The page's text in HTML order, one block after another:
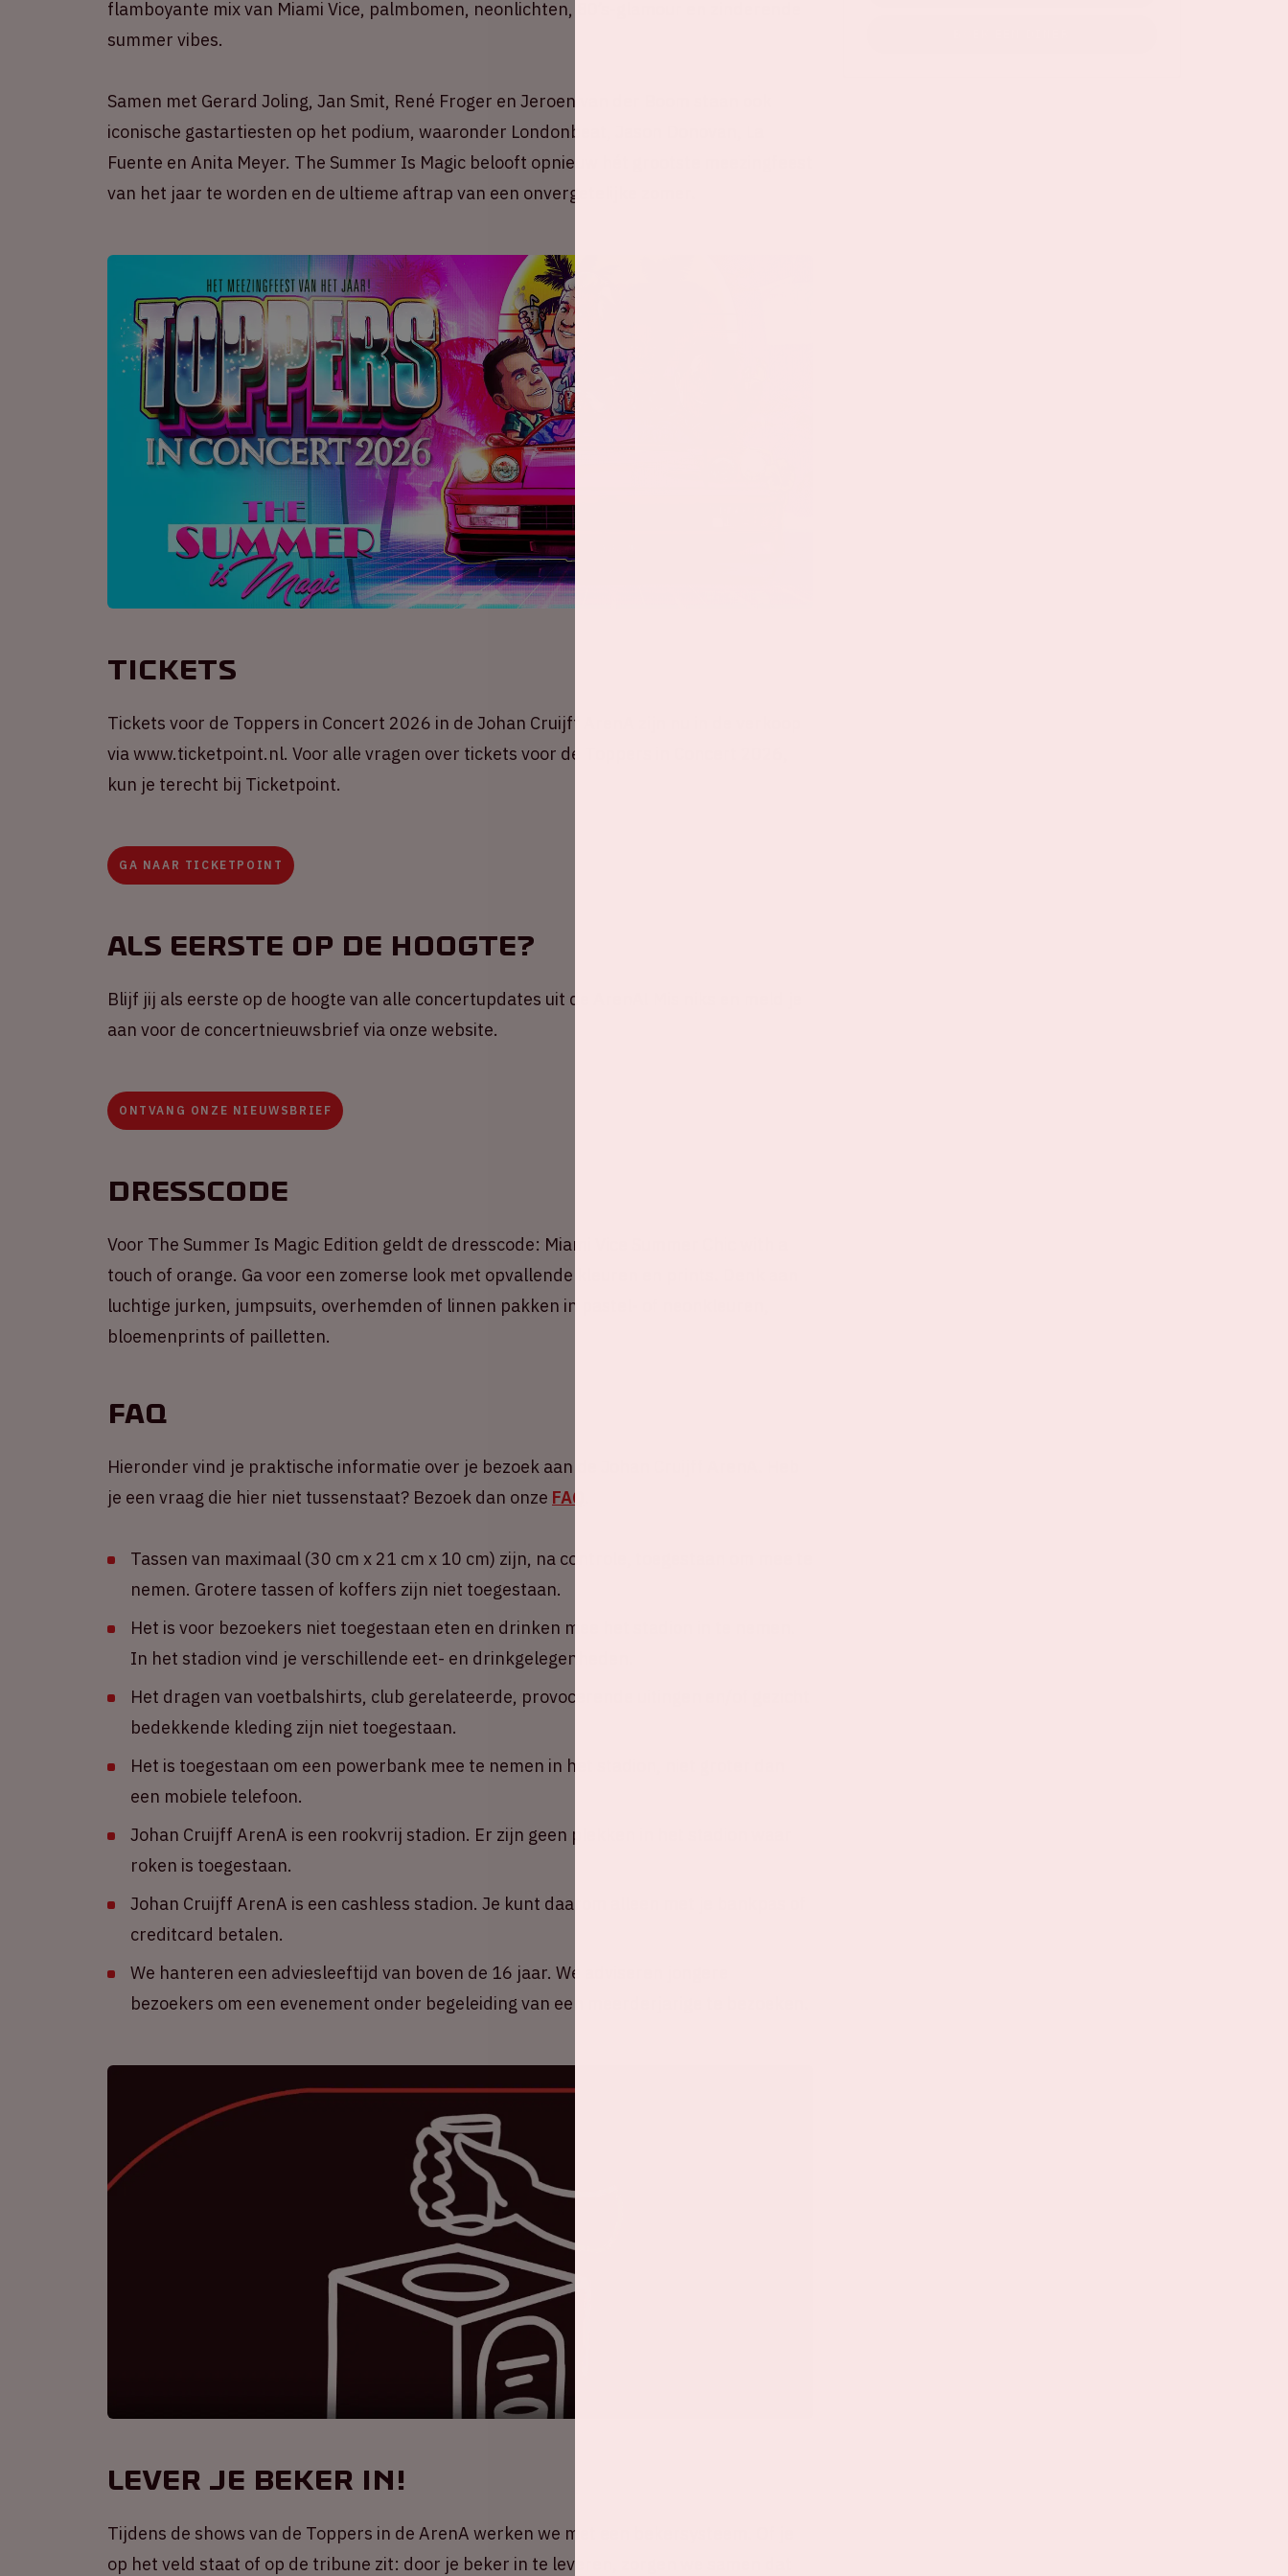
flamboyante mix van Miami Vice, palmbomen, neonlichten, 80’s-glamour en zinderende
summer vibes.
Samen met Gerard Joling, Jan Smit, René Froger en Jeroen van der Boom staan ook
iconische gastartiesten op het podium, waaronder Londonbeat, Jason Donovan, La
Fuente en Anita Meyer. The Summer Is Magic belooft opnieuw hét grootste meezingfeest
van het jaar te worden en de ultieme aftrap van een onvergetelijke zomer.
Tickets
Tickets voor de Toppers in Concert 2026 in de Johan Cruijff ArenA zijn nu in de verkoop
via www.ticketpoint.nl. Voor alle vragen over tickets voor de Toppers in Concert 2026,
kun je terecht bij Ticketpoint.
GA NAAR TICKETPOINT
Als eerste op de hoogte?
Blijf jij als eerste op de hoogte van alle concertupdates uit de ArenA! Mis niks en meld je
aan voor de concertnieuwsbrief via onze website.
ONTVANG ONZE NIEUWSBRIEF
Dresscode
Voor The Summer Is Magic Edition geldt de dresscode: Miami Vice Summer Chic with a
touch of orange. Ga voor een zomerse look met opvallende kleuren en prints. Denk aan
luchtige jurken, jumpsuits, overhemden of linnen pakken in pastel- of neonkleuren,
bloemenprints of pailletten.
FAQ
Hieronder vind je praktische informatie over je bezoek aan de Johan Cruijff ArenA. Heb
je een vraag die hier niet tussenstaat? Bezoek dan onze FAQ
Tassen van maximaal (30 cm x 21 cm x 10 cm) zijn, na controle, toegestaan om mee te
nemen. Grotere tassen of koffers zijn niet toegestaan.
Het is voor bezoekers niet toegestaan eten en drinken mee het stadion in te nemen.
In het stadion vind je verschillende eet- en drinkgelegenheden.
Het dragen van voetbalshirts, club gerelateerde, provocerende uitingen en/of gezicht
bedekkende kleding zijn niet toegestaan.
Het is toegestaan om een powerbank mee te nemen in het stadion, niet groter dan
een mobiele telefoon.
Johan Cruijff ArenA is een rookvrij stadion. Er zijn geen plekken in het stadion waar
roken is toegestaan.
Johan Cruijff ArenA is een cashless stadion. Je kunt daarom alleen met je bankpas of
creditcard betalen.
We hanteren een adviesleeftijd van boven de 16 jaar. We adviseren jongere
bezoekers om een evenement onder begeleiding van een meerderjarige te bezoeken.
Lever je beker in!
Tijdens de shows van de Toppers in de ArenA werken we met een bekersysteem. Of je
op het veld staat of op de tribune zit: door je beker in te leveren, zorgen we samen dat